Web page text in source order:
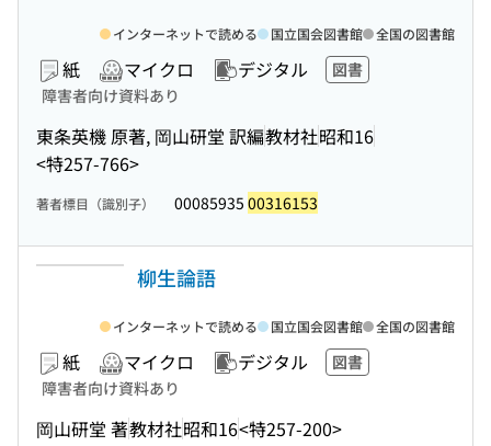
紙 マイクロ デジタル
図書
障害者向け資料あり
東条英機 原著, 岡山研堂 訳編教材社昭和16
<特257-766>
インターネットで読める 国立国会図書館 全国の図書館
著者標目（識別子） 00085935 00316153
柳生論語
紙 マイクロ デジタル
図書
障害者向け資料あり
岡山研堂 著教材社昭和16<特257-200>
インターネットで読める 国立国会図書館 全国の図書館